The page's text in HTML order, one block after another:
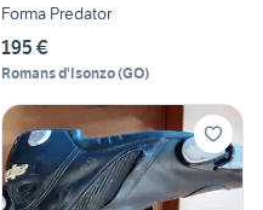
Forma Predator
195 €
Romans d'Isonzo(GO)